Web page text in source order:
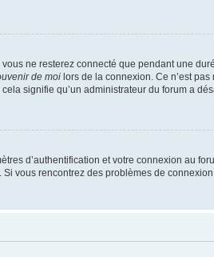
ne resterez connecté que pendant une
de moi lors de la connexion. Ce n’est
signifie qu’un administrateur du forum a
d’authentification et votre connexion au
vous rencontrez des problèmes de